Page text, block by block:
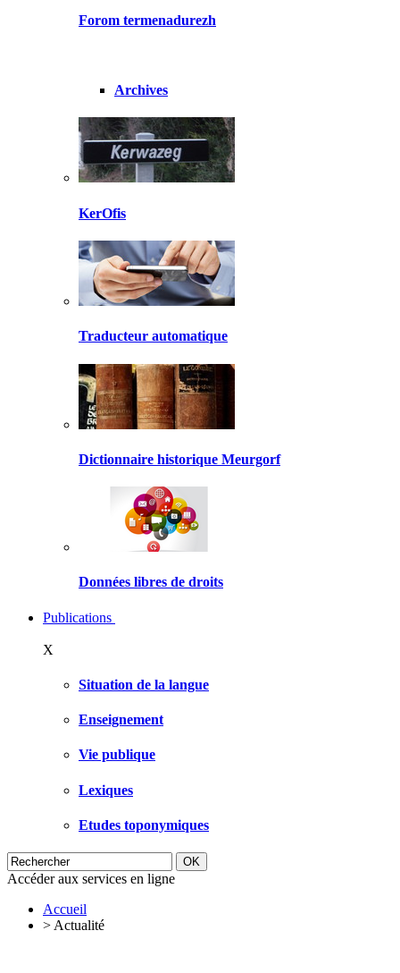
Forom termenadurezh
Archives
KerOfis
Traducteur automatique
Dictionnaire historique Meurgorf
Données libres de droits
Publications
X
Situation de la langue
Enseignement
Vie publique
Lexiques
Etudes toponymiques
Accéder aux services en ligne
Accueil
> Actualité